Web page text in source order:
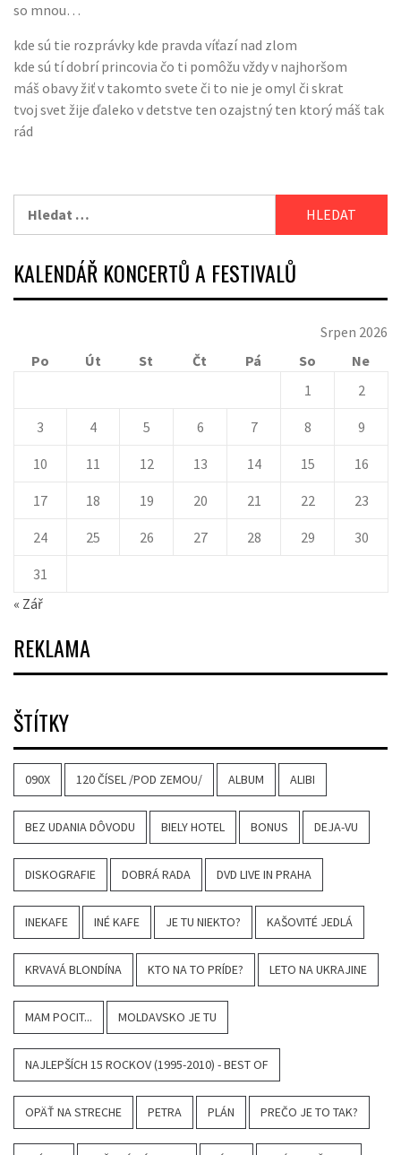
so mnou…
kde sú tie rozprávky kde pravda víťazí nad zlom
kde sú tí dobrí princovia čo ti pomôžu vždy v najhoršom
máš obavy žiť v takomto svete či to nie je omyl či skrat
tvoj svet žije ďaleko v detstve ten ozajstný ten ktorý máš tak
rád
KALENDÁŘ KONCERTŮ A FESTIVALŮ
Srpen 2026
Po
Út St Čt Pá So
Ne
1
2
3 4 5 6 7 8 9
10 11 12 13 14 15 16
17 18 19 20 21 22 23
24 25 26 27 28 29 30
31
« Zář
REKLAMA
ŠTÍTKY
090X 120 ČÍSEL /POD ZEMOU/ ALBUM ALIBI
BEZ UDANIA DÔVODU BIELY HOTEL BONUS DEJA-VU
DISKOGRAFIE DOBRÁ RADA DVD LIVE IN PRAHA
INEKAFE INÉ KAFE JE TU NIEKTO? KAŠOVITÉ JEDLÁ
KRVAVÁ BLONDÍNA KTO NA TO PRÍDE? LETO NA UKRAJINE
MAM POCIT... MOLDAVSKO JE TU
NAJLEPŠÍCH 15 ROCKOV (1995-2010) - BEST OF
OPÄŤ NA STRECHE PETRA PLÁN PREČO JE TO TAK?